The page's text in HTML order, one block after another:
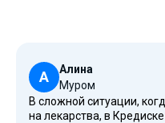
А
Алина
Муром
В сложной ситуации,
на лекарства, в